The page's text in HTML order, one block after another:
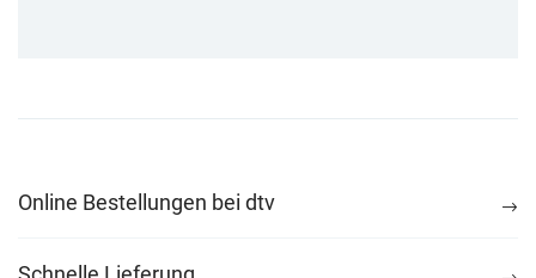
Online Bestellungen bei dtv